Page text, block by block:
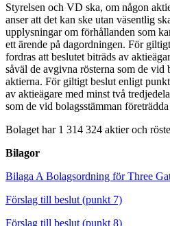
Styrelsen och VD ska, om någon
anser att det kan ske utan väsentlig
upplysningar om förhållanden som
ett ärende på dagordningen. För
fordras att beslutet biträds av
såväl de avgivna rösterna som de vid
aktierna. För giltigt beslut enligt
av aktieägare med minst två
som de vid bolagsstämman
Bolaget har 1 314 324 aktier och
Bilagor
Bilaga A Bolagsordning för Three
Förslag till beslut (punkt 7)
Förslag till beslut (punkt 8)